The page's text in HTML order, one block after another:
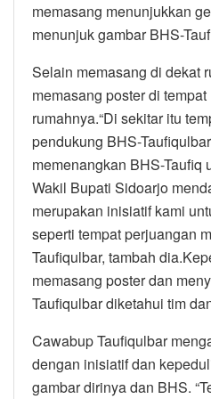
memasang menunjukkan
menunjuk gambar BHS-
Selain memasang di dekat
memasang poster di
rumahnya.“Di sekitar itu
pendukung BHS-
memenangkan BHS-Taufiq
Wakil Bupati Sidoarjo
merupakan inisiatif kami
seperti tempat perjuangan
Taufiqulbar, tambah
memasang poster dan
Taufiqulbar diketahui tim
Cawabup Taufiqulbar
dengan inisiatif dan
gambar dirinya dan BHS.